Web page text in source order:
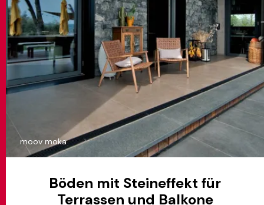
moov moka
Böden mit Steineffekt für
Terrassen und Balkone